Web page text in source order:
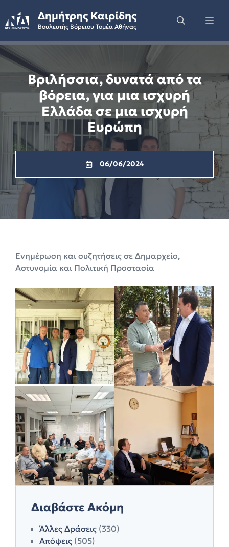
to
content
Δημήτρης Καιρίδης
Βουλευτής Βόρειου Τομέα Αθήνας
Βριλήσσια, δυνατά από τα
βόρεια, για μια ισχυρή
Ελλάδα σε μια ισχυρή
Ευρώπη
06/06/2024
Ενημέρωση και συζητήσεις σε Δημαρχείο,
Αστυνομία και Πολιτική Προστασία
Διαβάστε Ακόμη
Άλλες Δράσεις (330)
Απόψεις (505)